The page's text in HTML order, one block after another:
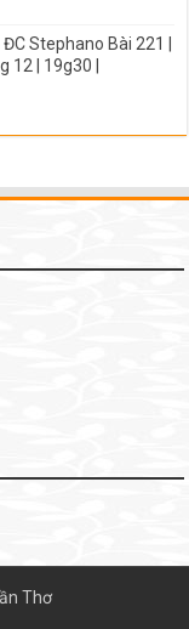
Stephano Bài 221 |
12 | 19g30 |
Thơ